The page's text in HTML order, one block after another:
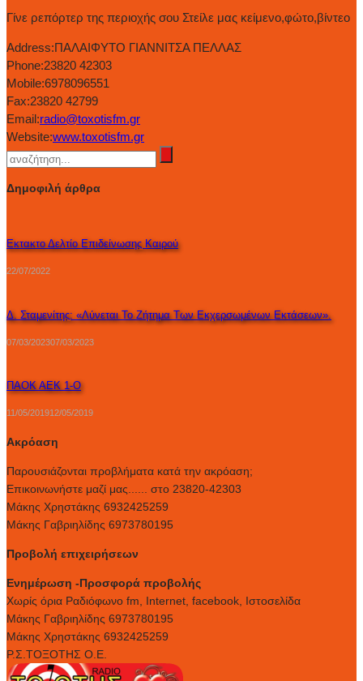
Γίνε ρεπόρτερ της περιοχής σου Στείλε μας κείμενο,φώτο,βίντεο
Address:ΠΑΛΑΙΦΥΤΟ ΓΙΑΝΝΙΤΣΑ ΠΕΛΛΑΣ
Phone:23820 42303
Mobile:6978096551
Fax:23820 42799
Email:radio@toxotisfm.gr
Website:www.toxotisfm.gr
Δημοφιλή άρθρα
Εκτακτο Δελτίο Επιδείνωσης Καιρού
22/07/2022
Δ. Σταμενίτης: «Λύνεται Το Ζήτημα Των Εκχερσωμένων Εκτάσεων».
07/03/202307/03/2023
ΠΑΟΚ ΑΕΚ 1-Ο
11/05/201912/05/2019
Ακρόαση
Παρουσιάζονται προβλήματα κατά την ακρόαση;
Επικοινωνήστε μαζί μας...... στο 23820-42303
Μάκης Χρηστάκης 6932425259
Μάκης Γαβριηλίδης 6973780195
Προβολή επιχειρήσεων
Ενημέρωση -Προσφορά προβολής
Xωρίς όρια Ραδιόφωνο fm, Internet, facebook, Ιστοσελίδα
Μάκης Γαβριηλίδης 6973780195
Μάκης Χρηστάκης 6932425259
Ρ.Σ.ΤΟΞΟΤΗΣ Ο.Ε.